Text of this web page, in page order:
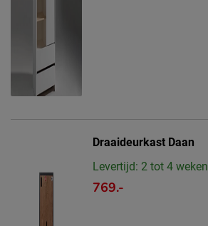
Draaideurkast Daan
Levertijd: 2 tot 4 weken
769.-